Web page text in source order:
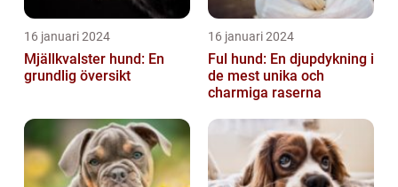
16 januari 2024
Mjällkvalster hund: En
grundlig översikt
16 januari 2024
Ful hund: En djupdykning i
de mest unika och
charmiga raserna